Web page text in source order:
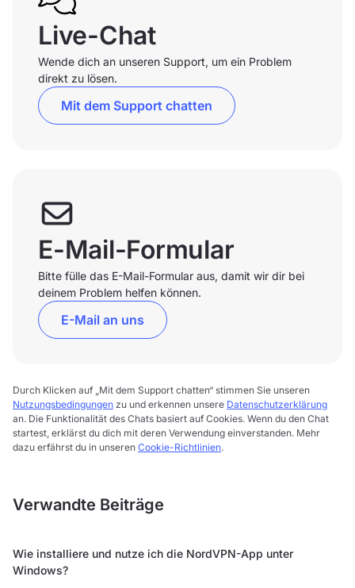
Live-Chat
Wende dich an unseren Support, um ein Problem
direkt zu lösen.
Mit dem Support chatten
E-Mail-Formular
Bitte fülle das E-Mail-Formular aus, damit wir dir bei
deinem Problem helfen können.
E-Mail an uns
Durch Klicken auf „Mit dem Support chatten“ stimmen Sie unseren
Nutzungsbedingungen zu und erkennen unsere Datenschutzerklärung
an. Die Funktionalität des Chats basiert auf Cookies. Wenn du den Chat
startest, erklärst du dich mit deren Verwendung einverstanden. Mehr
dazu erfährst du in unseren Cookie-Richtlinien.
Verwandte Beiträge
Wie installiere und nutze ich die NordVPN-App unter
Windows?